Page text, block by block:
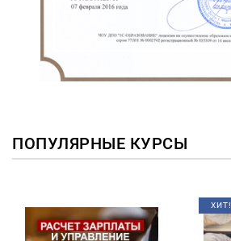
ПОПУЛЯРНЫЕ КУРСЫ
ХИТ!